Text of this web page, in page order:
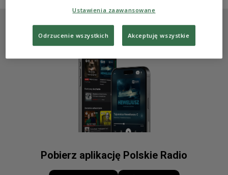
Pobierz aplikację Polskie Radio
Ustawienia zaawansowane
Odrzucenie wszystkich Akceptuję wszystkie